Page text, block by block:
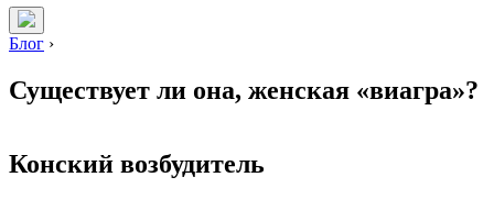
Блог ›
Существует ли она, женская «виагра»?
Конский возбудитель